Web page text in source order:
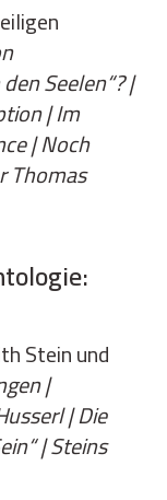
Seelen“? |
| Im
| Noch
Thomas
Stein und
|
| Die
| Steins